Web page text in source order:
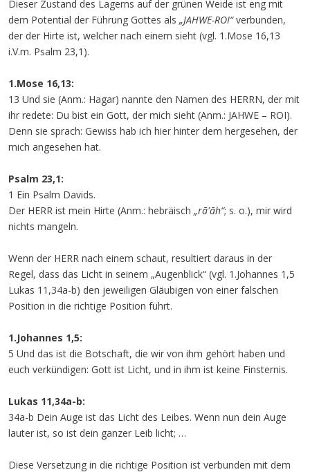
Dieser Zustand des Lagerns auf der grünen Weide ist eng mit
dem Potential der Führung Gottes als „JAHWE-ROI“verbunden,
der der Hirte ist, welcher nach einem sieht (vgl. 1.Mose 16,13
i.V.m. Psalm 23,1).
1.Mose 16,13:
13 Und sie (Anm.: Hagar) nannte den Namen des HERRN, der mit
ihr redete: Du bist ein Gott, der mich sieht (Anm.: JAHWE – ROI).
Denn sie sprach: Gewiss hab ich hier hinter dem hergesehen, der
mich angesehen hat.
Psalm 23,1:
1 Ein Psalm Davids.
Der HERR ist mein Hirte (Anm.: hebräisch „rā'āh“; s. o.), mir wird
nichts mangeln.
Wenn der HERR nach einem schaut, resultiert daraus in der
Regel, dass das Licht in seinem „Augenblick“ (vgl. 1.Johannes 1,5
Lukas 11,34a-b) den jeweiligen Gläubigen von einer falschen
Position in die richtige Position führt.
1.Johannes 1,5:
5 Und das ist die Botschaft, die wir von ihm gehört haben und
euch verkündigen: Gott ist Licht, und in ihm ist keine Finsternis.
Lukas 11,34a-b:
34a-b Dein Auge ist das Licht des Leibes. Wenn nun dein Auge
lauter ist, so ist dein ganzer Leib licht; …
Diese Versetzung in die richtige Position ist verbunden mit dem